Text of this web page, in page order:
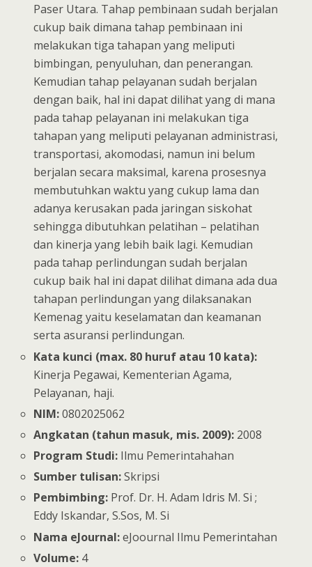
Paser Utara. Tahap pembinaan sudah berjalan
cukup baik dimana tahap pembinaan ini
melakukan tiga tahapan yang meliputi
bimbingan, penyuluhan, dan penerangan.
Kemudian tahap pelayanan sudah berjalan
dengan baik, hal ini dapat dilihat yang di mana
pada tahap pelayanan ini melakukan tiga
tahapan yang meliputi pelayanan administrasi,
transportasi, akomodasi, namun ini belum
berjalan secara maksimal, karena prosesnya
membutuhkan waktu yang cukup lama dan
adanya kerusakan pada jaringan siskohat
sehingga dibutuhkan pelatihan – pelatihan
dan kinerja yang lebih baik lagi. Kemudian
pada tahap perlindungan sudah berjalan
cukup baik hal ini dapat dilihat dimana ada dua
tahapan perlindungan yang dilaksanakan
Kemenag yaitu keselamatan dan keamanan
serta asuransi perlindungan.
Kata kunci (max. 80 huruf atau 10 kata):
Kinerja Pegawai, Kementerian Agama,
Pelayanan, haji.
NIM:0802025062
Angkatan (tahun masuk, mis. 2009): 2008
Program Studi: Ilmu Pemerintahahan
Sumber tulisan:Skripsi
Pembimbing: Prof. Dr. H. Adam Idris M. Si ;
Eddy Iskandar, S.Sos, M. Si
Nama eJournal:eJoournal Ilmu Pemerintahan
Volume: 4